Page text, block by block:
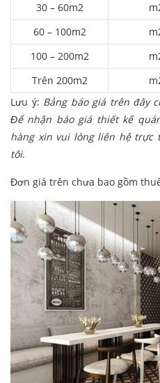
30 – 60m2
60 – 100m2
100 – 200m2
Trên 200m2
Lưu ý: Bảng báo giá trên đây
Để nhận báo giá thiết kế
hàng xin vui lòng liên hệ trực
tôi.
Đơn giá trên chưa bao gồm